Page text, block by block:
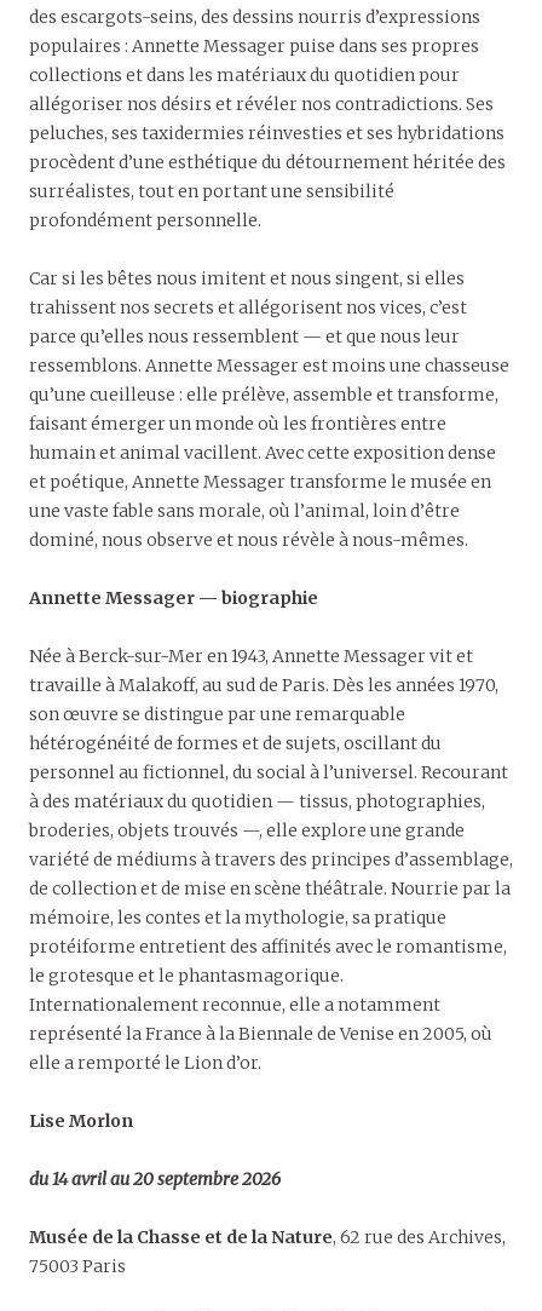
des escargots-seins, des dessins nourris d’expressions
populaires : Annette Messager puise dans ses propres
collections et dans les matériaux du quotidien pour
allégoriser nos désirs et révéler nos contradictions. Ses
peluches, ses taxidermies réinvesties et ses hybridations
procèdent d’une esthétique du détournement héritée des
surréalistes, tout en portant une sensibilité
profondément personnelle.
Car si les bêtes nous imitent et nous singent, si elles
trahissent nos secrets et allégorisent nos vices, c’est
parce qu’elles nous ressemblent — et que nous leur
ressemblons. Annette Messager est moins une chasseuse
qu’une cueilleuse : elle prélève, assemble et transforme,
faisant émerger un monde où les frontières entre
humain et animal vacillent. Avec cette exposition dense
et poétique, Annette Messager transforme le musée en
une vaste fable sans morale, où l’animal, loin d’être
dominé, nous observe et nous révèle à nous-mêmes.
Annette Messager — biographie
Née à Berck-sur-Mer en 1943, Annette Messager vit et
travaille à Malakoff, au sud de Paris. Dès les années 1970,
son œuvre se distingue par une remarquable
hétérogénéité de formes et de sujets, oscillant du
personnel au fictionnel, du social à l’universel. Recourant
à des matériaux du quotidien — tissus, photographies,
broderies, objets trouvés —, elle explore une grande
variété de médiums à travers des principes d’assemblage,
de collection et de mise en scène théâtrale. Nourrie par la
mémoire, les contes et la mythologie, sa pratique
protéiforme entretient des affinités avec le romantisme,
le grotesque et le phantasmagorique.
Internationalement reconnue, elle a notamment
représenté la France à la Biennale de Venise en 2005, où
elle a remporté le Lion d’or.
Lise Morlon
du 14 avril au 20 septembre 2026
Musée de la Chasse et de la Nature, 62 rue des Archives,
75003 Paris